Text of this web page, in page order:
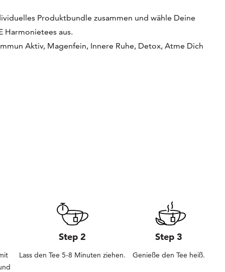
Produktbundle zusammen und wähle Deine
Harmonietees aus.
Aktiv, Magenfein, Innere Ruhe, Detox, Atme Dich
Step 2
Lass den Tee 5-8 Minuten ziehen.
Step 3
Genieße den Tee heiß.